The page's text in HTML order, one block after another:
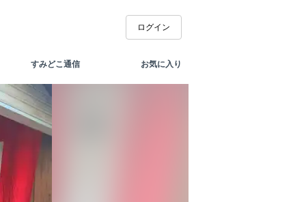
ログイン
すみどこ通信 お気に入り